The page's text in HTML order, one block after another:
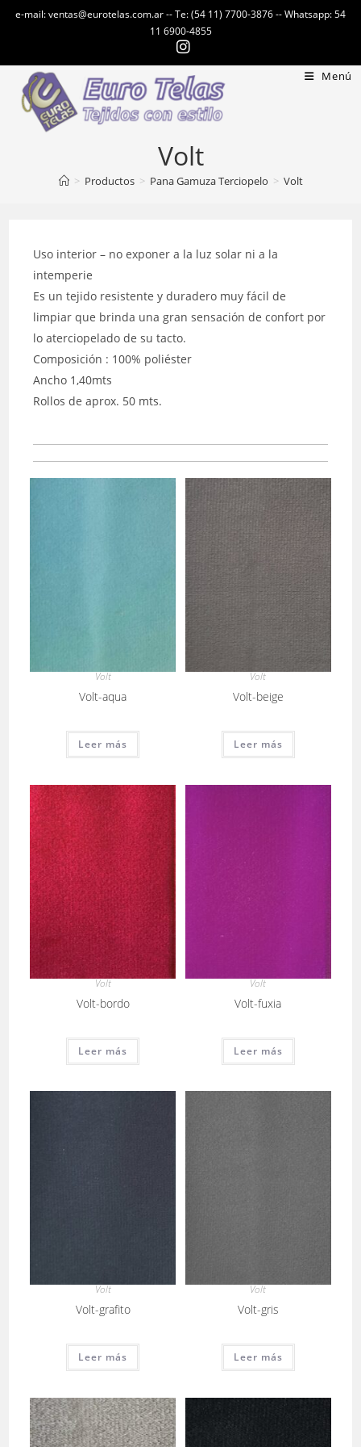
e-mail: ventas@eurotelas.com.ar -- Te: (54 11) 7700-3876 -- Whatsapp: 54
11 6900-4855
Menú
Volt
> Productos > Pana Gamuza Terciopelo > Volt
Uso interior – no exponer a la luz solar ni a la
intemperie
Es un tejido resistente y duradero muy fácil de
limpiar que brinda una gran sensación de confort por
lo aterciopelado de su tacto.
Composición : 100% poliéster
Ancho 1,40mts
Rollos de aprox. 50 mts.
Volt
Volt-aqua
Leer más
Volt
Volt-beige
Leer más
Volt
Volt-bordo
Leer más
Volt
Volt-fuxia
Leer más
Volt
Volt-grafito
Leer más
Volt
Volt-gris
Leer más